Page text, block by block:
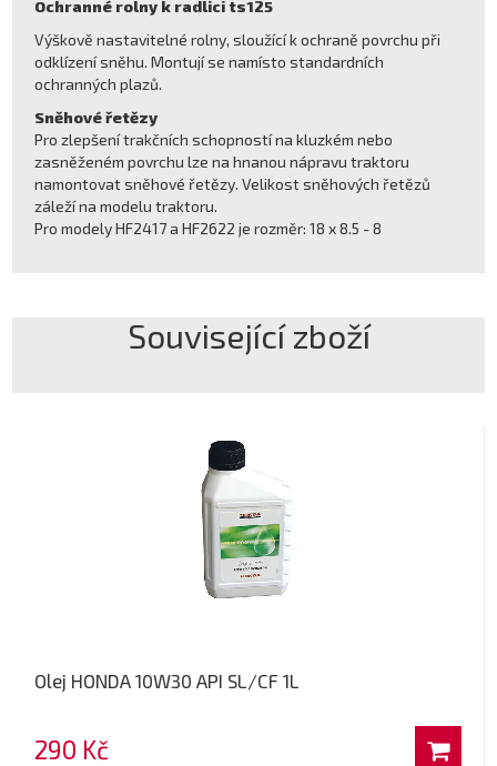
Ochranné rolny k radlici ts125
Výškově nastavitelné rolny, sloužící k ochraně povrchu při
odklízení sněhu. Montují se namísto standardních
ochranných plazů.
Sněhové řetězy
Pro zlepšení trakčních schopností na kluzkém nebo
zasněženém povrchu lze na hnanou nápravu traktoru
namontovat sněhové řetězy. Velikost sněhových řetězů
záleží na modelu traktoru.
Pro modely HF2417 a HF2622 je rozměr: 18 x 8.5 - 8
Související zboží
Olej HONDA 10W30 API SL/CF 1L
290 Kč